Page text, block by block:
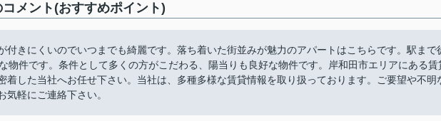
メント(おすすめポイント)
付きにくいのでいつまでも綺麗です。落ち着いた街並みが魅力のアパートはこちらです。駅まで
物件です。条件として多くの方がこだわる、陽当りも良好な物件です。岸和田市エリアにある賃
着した当社へお任せ下さい。当社は、多種多様な賃貸情報を取り扱っております。ご要望や不明
気軽にご連絡下さい。